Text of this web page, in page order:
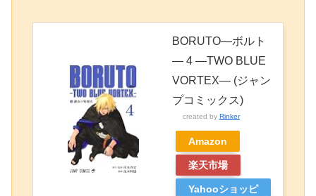
BORUTO―ボルト
― 4 ―TWO BLUE
VORTEX― (ジャン
プコミックス)
created by Rinker
Amazon
楽天市場
Yahooショッピ